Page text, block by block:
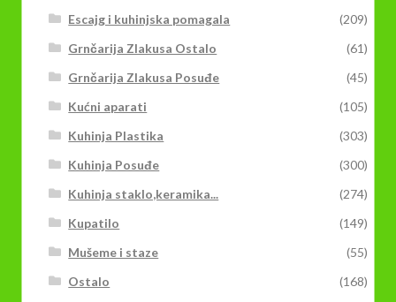
Escajg i kuhinjska pomagala
(209)
Grnčarija Zlakusa Ostalo
(61)
Grnčarija Zlakusa Posuđe
(45)
Kućni aparati
(105)
Kuhinja Plastika
(303)
Kuhinja Posuđe
(300)
Kuhinja staklo,keramika...
(274)
Kupatilo
(149)
Mušeme i staze
(55)
Ostalo
(168)